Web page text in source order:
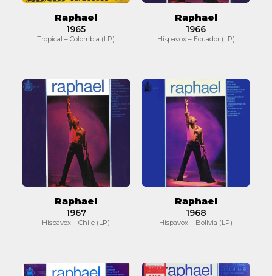
Raphael
1965
Tropical – Colombia (LP)
Raphael
1966
Hispavox – Ecuador (LP)
Raphael
Raphael
1967
Hispavox – Chile (LP)
Raphael
Raphael
1968
Hispavox – Bolivia (LP)
Raphael Raphael